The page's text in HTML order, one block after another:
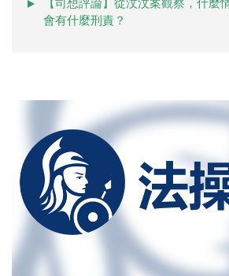
【司想評論】從汶汶案觀察，什麼
會有什麼刑責？